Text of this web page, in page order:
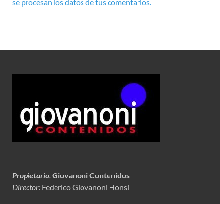
se procesan los datos de tus comentarios.
Propietario:Giovanoni Contenidos
Director: Federico Giovanoni Honsi